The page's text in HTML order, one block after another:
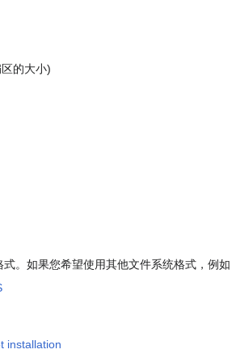
的大小)
。如果您希望使用其他文件系统格式，例如
installation